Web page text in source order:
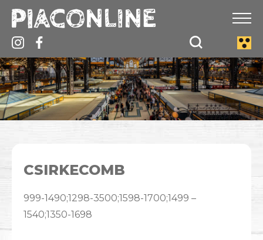
CSIRKECOMB
999-1490;1298-3500;1598-1700;1499 –
1540;1350-1698